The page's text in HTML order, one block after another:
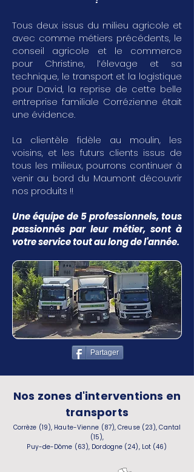
Tous deux issus du milieu agricole et
avec comme métiers précédents, le
conseil agricole et le commerce
pour Christine, l’élevage et sa
technique, le transport et la logistique
pour David, la reprise de cette belle
entreprise familiale Corrézienne était
une évidence.
La clientèle fidèle au moulin, les
voisins, et les futurs clients issus de
tous les milieux, pourrons continuer à
venir au bord du Maumont découvrir
nos produits !!
Une équipe de 5 professionnels, tous
passionnés par leur métier, sont à
votre service tout au long de l'année.
Partager
Nos zones d'interventions en
transports
Corrèze (19), Haute-Vienne (87), Creuse (23), Cantal
(15),
Puy-de-Dôme (63), Dordogne (24), Lot (46)